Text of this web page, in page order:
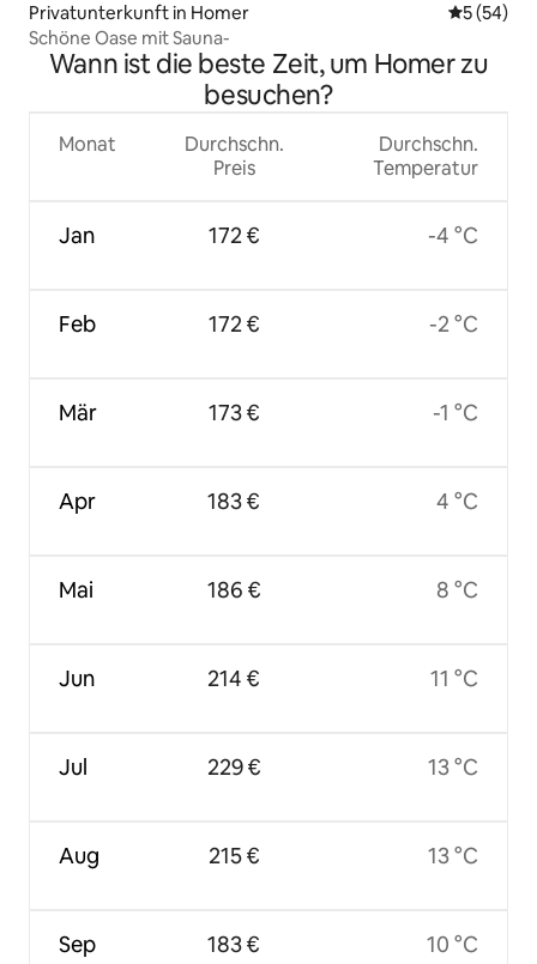
Privatunterkunft in Homer
5 (54)
Schöne Oase mit Sauna-
Wann ist die beste Zeit, um Homer zu
besuchen?
Monat
Jan
Feb
Mär
Apr
Mai
Jun
Jul
Aug
Sep
Durchschn.
Preis
172 €
172 €
173 €
183 €
186 €
214 €
229 €
215 €
183 €
Durchschn.
Temperatur
-4 °C
-2 °C
-1 °C
4 °C
8 °C
11 °C
13 °C
13 °C
10 °C